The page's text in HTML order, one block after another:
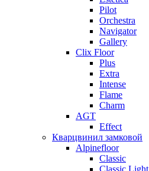
Pilot
Orchestra
Navigator
Gallery
Clix Floor
Plus
Extra
Intense
Flame
Charm
AGT
Effect
Кварцвинил замковой
Alpinefloor
Classic
Classic Light